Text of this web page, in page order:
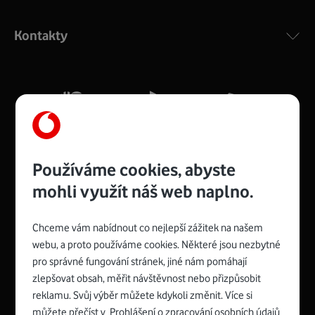
silný signál pro celou domácnost. Kompaktní rozměry 21
Více o COMPAL CH7465VF
Zyxel VMG8623-T50B:
Rozměry modemu jsou 16 x 22 x 7,5 cm (včetně stojánku)
a nabízí 4 gigabitové LAN porty a bezdrátové připojení Wi-
Spojte se s Vodafonem
Kontakty
Používáme cookies, abyste
mohli využít náš web naplno.
Chceme vám nabídnout co nejlepší zážitek na našem
webu, a proto používáme cookies. Některé jsou nezbytné
pro správné fungování stránek, jiné nám pomáhají
zlepšovat obsah, měřit návštěvnost nebo přizpůsobit
reklamu. Svůj výběr můžete kdykoli změnit. Více si
můžete přečíst v Prohlášení o zpracování osobních údajů